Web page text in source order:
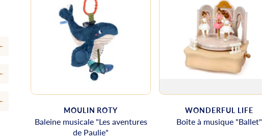
MOULIN ROTY
Baleine musicale "Les aventures
de Paulie"
WONDERFUL LIFE
Boîte à musique "Ballet"